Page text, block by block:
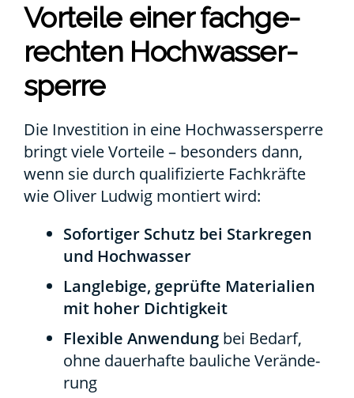
Vor­tei­le einer fach­ge­
rech­ten Hoch­was­ser­
sper­re
Die Inves­ti­ti­on in eine Hoch­was­ser­sper­re
bringt vie­le Vor­tei­le – beson­ders dann,
wenn sie durch qua­li­fi­zier­te Fach­kräf­te
wie Oli­ver Lud­wig mon­tiert wird:
Sofor­ti­ger Schutz bei Stark­re­gen
und Hoch­was­ser
Lang­le­bi­ge, geprüf­te Mate­ria­li­en
mit hoher Dich­tig­keit
Fle­xi­ble Anwen­dung bei Bedarf,
ohne dau­er­haf­te bau­li­che Ver­än­de­
rung